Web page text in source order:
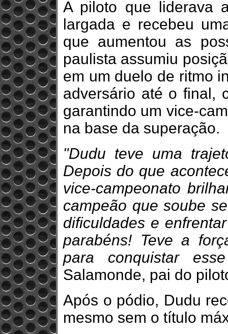
A piloto que liderava
largada e recebeu
que aumentou as
paulista assumiu
em um duelo de ritmo
adversário até o final,
garantindo um vice-
na base da superação.
"Dudu teve uma
Depois do que
vice-campeonato
campeão que soube
dificuldades e
parabéns! Teve a
para conquistar
Salamonde, pai do
Após o pódio, Dudu
mesmo sem o título